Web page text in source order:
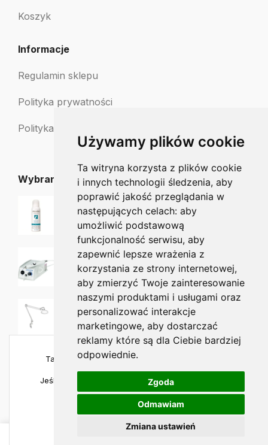
Używamy plików cookie
Ta witryna korzysta z plików cookie
i innych technologii śledzenia, aby
poprawić jakość przeglądania w
następujących celach: aby
umożliwić podstawową
funkcjonalność serwisu, aby
zapewnić lepsze wrażenia z
korzystania ze strony internetowej,
aby zmierzyć Twoje zainteresowanie
naszymi produktami i usługami oraz
personalizować interakcje
marketingowe, aby dostarczać
reklamy które są dla Ciebie bardziej
odpowiednie.
Zgoda
Odmawiam
Zmiana ustawień
Koszyk
Informacje
Regulamin sklepu
Polityka prywatności
Polityka zwrotów
Wybrane dla Ciebie
Allpresan Pedicare 1 Pianka 125 ml
63.00zł
2,289.00zł
Lampa Lupa LED LUXO - SIGMA 5 dioptrii
2,875.00zł
0
Ta strona używa plików cookies, aby zapewnić
najlepszą jakość korzystania.
Jeśli chcesz sprawdzić szczegóły, odwiedź naszą
politykę prywatności.
Wyrażam zgodę